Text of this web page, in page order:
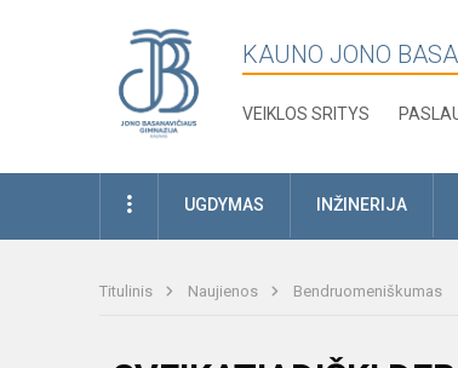
KAUNO JONO
VEIKLOS SRITYS
UGDYMAS INŽINERIJA
Titulinis Naujienos Bendruomeniškumas